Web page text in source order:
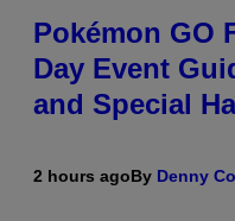
Pokémon GO
Day Event
and Special
2 hours agoBy Denny